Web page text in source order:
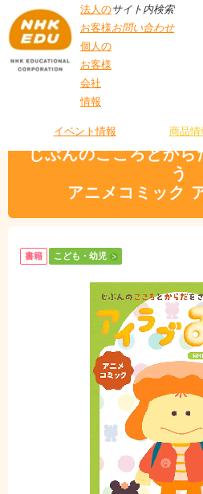
法人の
お客様
個人の
お客様
会社
情報
サイト内検索
お問い合わせ
イベント情報 商品情
コミック アイラブみー
じぶんのこころとから
う
アニメコミック
書籍 こども・幼児